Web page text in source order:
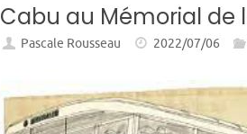
Cabu au Mémorial de
Pascale Rousseau 2022/07/06